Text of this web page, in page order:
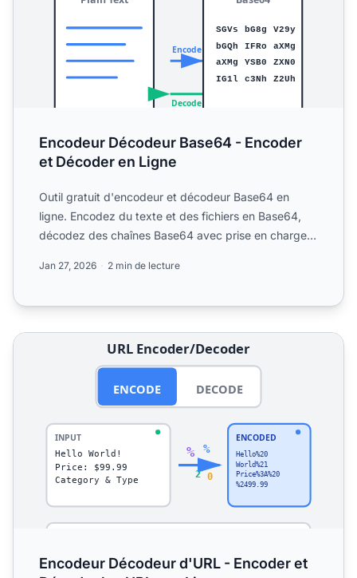
Encodeur Décodeur Base64 - Encoder
et Décoder en Ligne
Outil gratuit d'encodeur et décodeur Base64 en
ligne. Encodez du texte et des fichiers en Base64,
décodez des chaînes Base64 avec prise en charge
Jan 27, 2026 2 min de lecture
Encodeur Décodeur d'URL - Encoder et Décoder les
Encodeur Décodeur d'URL - Encoder et